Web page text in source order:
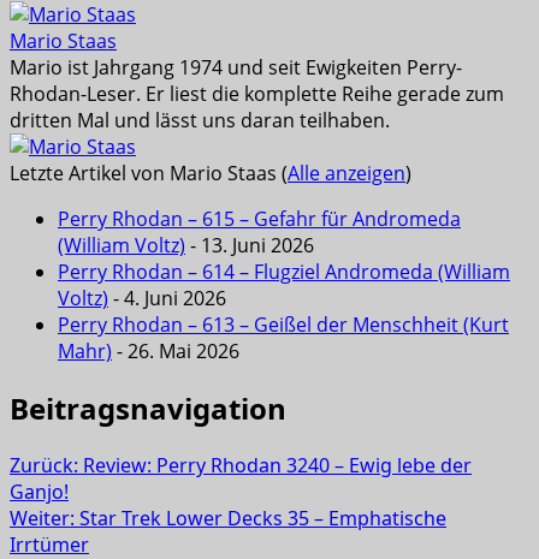
Mario Staas
Mario ist Jahrgang 1974 und seit Ewigkeiten Perry-
Rhodan-Leser. Er liest die komplette Reihe gerade zum
dritten Mal und lässt uns daran teilhaben.
Letzte Artikel von Mario Staas (Alle anzeigen)
Perry Rhodan – 615 – Gefahr für Andromeda
(William Voltz) - 13. Juni 2026
Perry Rhodan – 614 – Flugziel Andromeda (William
Voltz) - 4. Juni 2026
Perry Rhodan – 613 – Geißel der Menschheit (Kurt
Mahr) - 26. Mai 2026
Beitragsnavigation
Zurück: Review: Perry Rhodan 3240 – Ewig lebe der
Ganjo!
Weiter: Star Trek Lower Decks 35 – Emphatische
Irrtümer